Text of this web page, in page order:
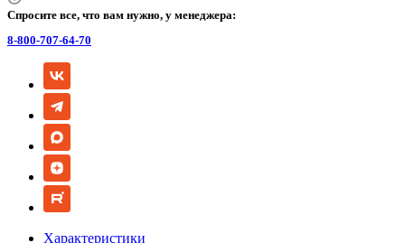
Спросите все, что вам нужно, у менеджера:
8-800-707-64-70
Характеристики